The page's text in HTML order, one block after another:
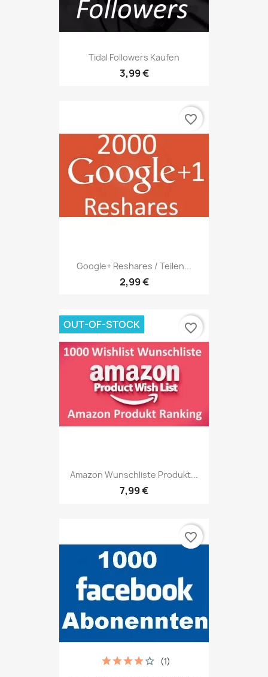
Tidal Followers Kaufen
3,99 €
Google+ Reshares / Teilen...
2,99 €
favorite_border
Amazon Wunschliste Produkt...
7,99 €
OUT-OF-STOCK favorite_border
(1)
favorite_border